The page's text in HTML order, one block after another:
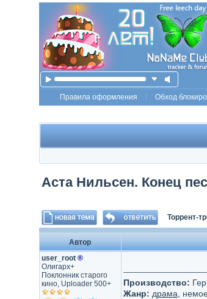
Правила оформления Обход
Аста Нильсен. Конец
Торрент-
Автор
user_root ®
Олигарх+
Поклонник старого
кино, Uploader 500+
Производство:
Жанр: драма ,